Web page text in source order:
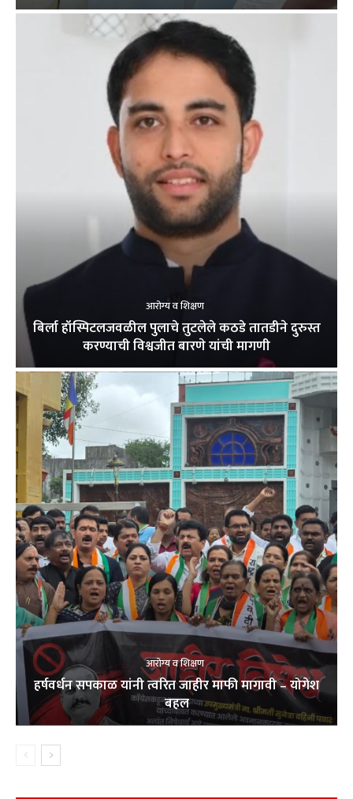
आरोग्य व शिक्षण
बिर्ला हॉस्पिटलजवळील पुलाचे तुटलेले कठडे तातडीने दुरुस्त
करण्याची विश्वजीत बारणे यांची मागणी
आरोग्य व शिक्षण
हर्षवर्धन सपकाळ यांनी त्वरित जाहीर माफी मागावी – योगेश
बहल